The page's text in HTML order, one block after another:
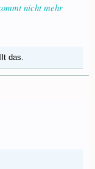
nicht mehr
das.